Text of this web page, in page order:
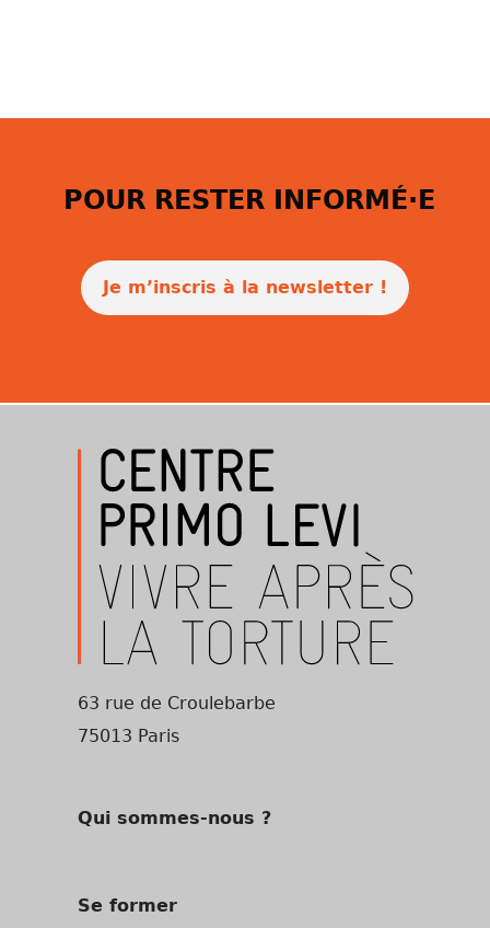
POUR RESTER INFORMÉ·E
Je m’inscris à la newsletter !
63 rue de Croulebarbe
75013 Paris
Qui sommes-nous ?
Se former